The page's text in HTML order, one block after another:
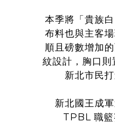
本季將「貴族
布料也與主客
順且磅數增加
紋設計，胸口
新北市民
新北國王成
TPBL 職籃